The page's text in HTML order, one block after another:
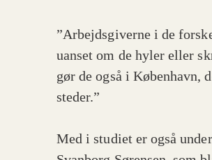
”Arbejdsgiverne i de
uanset om de hyler eller
gør de også i København,
steder.”
Med i studiet er også